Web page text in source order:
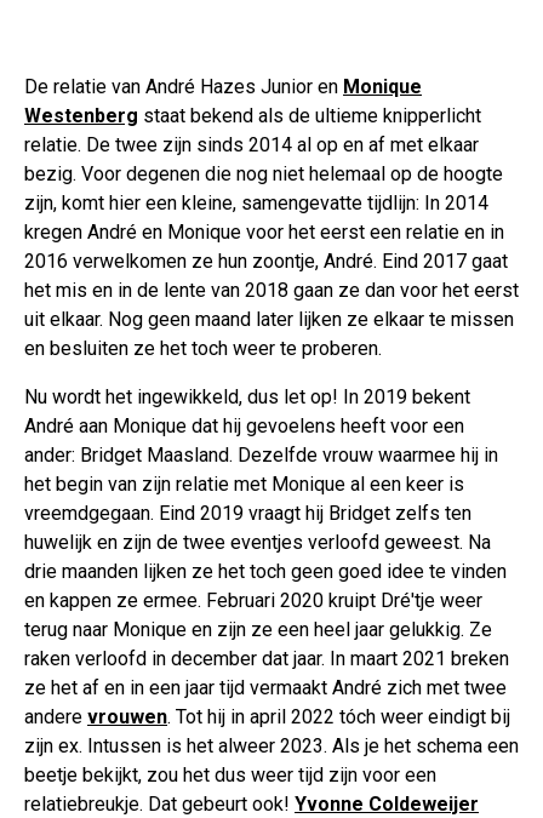
De relatie van André Hazes Junior en Monique
Westenberg staat bekend als de ultieme knipperlicht
relatie. De twee zijn sinds 2014 al op en af met elkaar
bezig. Voor degenen die nog niet helemaal op de hoogte
zijn, komt hier een kleine, samengevatte tijdlijn: In 2014
kregen André en Monique voor het eerst een relatie en in
2016 verwelkomen ze hun zoontje, André. Eind 2017 gaat
het mis en in de lente van 2018 gaan ze dan voor het eerst
uit elkaar. Nog geen maand later lijken ze elkaar te missen
en besluiten ze het toch weer te proberen.
Nu wordt het ingewikkeld, dus let op! In 2019 bekent
André aan Monique dat hij gevoelens heeft voor een
ander: Bridget Maasland. Dezelfde vrouw waarmee hij in
het begin van zijn relatie met Monique al een keer is
vreemdgegaan. Eind 2019 vraagt hij Bridget zelfs ten
huwelijk en zijn de twee eventjes verloofd geweest. Na
drie maanden lijken ze het toch geen goed idee te vinden
en kappen ze ermee. Februari 2020 kruipt Dré'tje weer
terug naar Monique en zijn ze een heel jaar gelukkig. Ze
raken verloofd in december dat jaar. In maart 2021 breken
ze het af en in een jaar tijd vermaakt André zich met twee
andere vrouwen. Tot hij in april 2022 tóch weer eindigt bij
zijn ex. Intussen is het alweer 2023. Als je het schema een
beetje bekijkt, zou het dus weer tijd zijn voor een
relatiebreukje. Dat gebeurt ook! Yvonne Coldeweijer